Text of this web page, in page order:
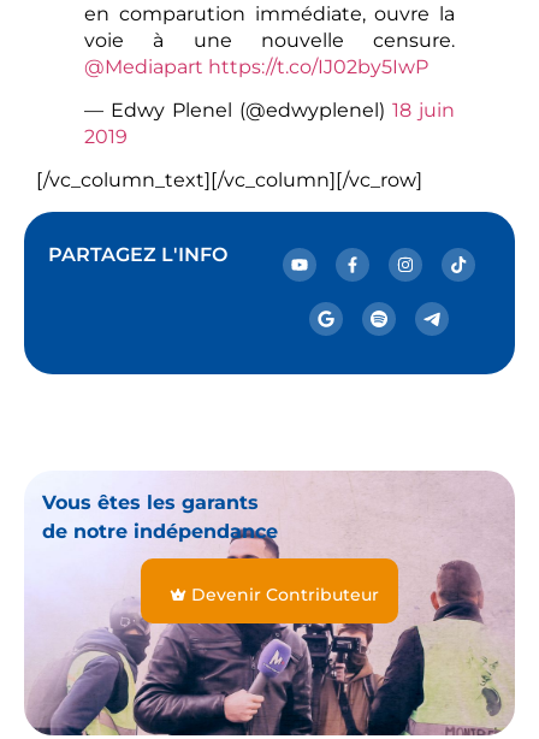
en comparution immédiate, ouvre la
voie à une nouvelle censure.
@Mediapart https://t.co/IJ02by5IwP
— Edwy Plenel (@edwyplenel) 18 juin
2019
[/vc_column_text][/vc_column][/vc_row]
PARTAGEZ L'INFO
Vous êtes les garants
de notre indépendance
Devenir Contributeur